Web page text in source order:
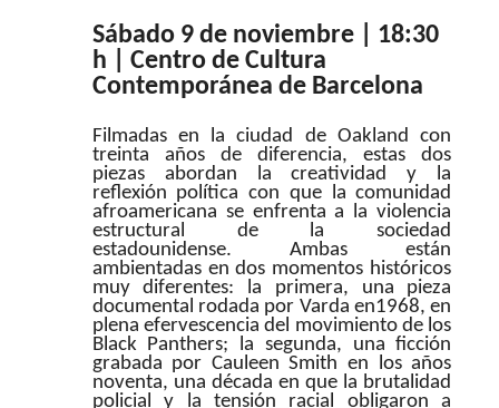
Sábado 9 de noviembre | 18:30
h | Centro de Cultura
Contemporánea de Barcelona
Filmadas en la ciudad de Oakland con
treinta años de diferencia, estas dos
piezas abordan la creatividad y la
reflexión política con que la comunidad
afroamericana se enfrenta a la violencia
estructural de la sociedad
estadounidense. Ambas están
ambientadas en dos momentos históricos
muy diferentes: la primera, una pieza
documental rodada por Varda en1968, en
plena efervescencia del movimiento de los
Black Panthers; la segunda, una ficción
grabada por Cauleen Smith en los años
noventa, una década en que la brutalidad
policial y la tensión racial obligaron a